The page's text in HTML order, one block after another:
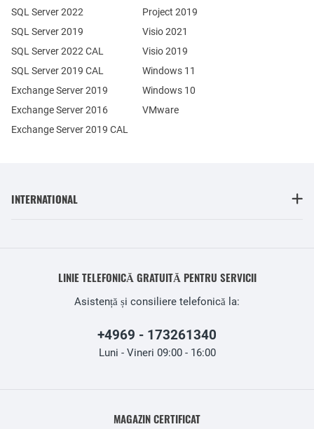
Exchange Server 2019
Exchange Server 2016
SQL Server 2022
SQL Server 2019
SQL Server 2022 CAL
SQL Server 2019 CAL
Exchange Server 2019 CAL
Project 2019
Visio 2021
Visio 2019
Windows 11
Windows 10
VMware
INTERNATIONAL
LINIE TELEFONICĂ GRATUITĂ PENTRU SERVICII
Asistență și consiliere telefonică la:
+4969 - 173261340
Luni - Vineri 09:00 - 16:00
MAGAZIN CERTIFICAT